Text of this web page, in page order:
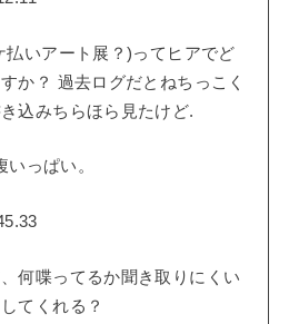
払いアート展？)ってヒアでど
か？ 過去ログだとねちっこく
込みちらほら見たけど.
っぱい。
何喋ってるか聞き取りにくい
てくれる？